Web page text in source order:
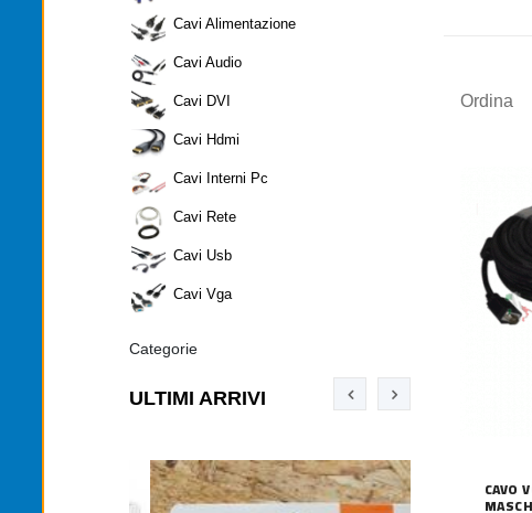
Cavi Alimentazione
Cavi Audio
Cavi DVI
Cavi Hdmi
Cavi Interni Pc
Cavi Rete
Cavi Usb
Cavi Vga
Categorie
ULTIMI ARRIVI
Ordina
CAVO